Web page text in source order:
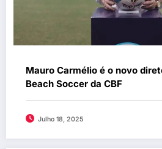
Mauro Carmélio é o novo
Beach Soccer da CBF
Julho 18, 2025